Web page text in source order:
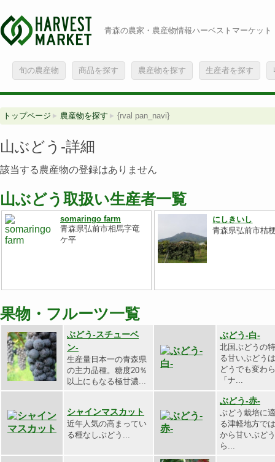
青森の農家・農産物情報ハーベストマーケット
旬の農産物 商品を探す 農産物を探す 生産者を探す
トップページ 農産物を探す {rval pan_navi}
山ぶどう-詳細
該当する農産物の登録はありません
山ぶどう取扱い生産者一覧
somaringo farm
青森県弘前市相馬字竜
ケ平
にしきいし
青森県弘前市桔
果物・フルーツ一覧
ぶどう-スチューベ
ン-
生産量日本一の青森県
の主力品種。糖度20％
以上にもなる極甘濃...
ぶどう-白-
北国ぶどうの
る甘いぶどう
どうでも変わ
「ナ...
シャインマスカット
近年人気の高まってい
る種なしぶどう...
ぶどう-赤-
ぶどう栽培に
る津軽地方で
から甘いぶど
ら...